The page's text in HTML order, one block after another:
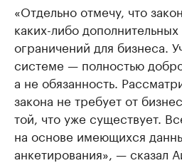
«Отдельно отмечу, что
каких-либо
ограничений для бизнеса.
системе — полностью
а не обязанность.
закона не требует от
той, что уже существует.
на основе имеющихся
анкетирования», — сказал